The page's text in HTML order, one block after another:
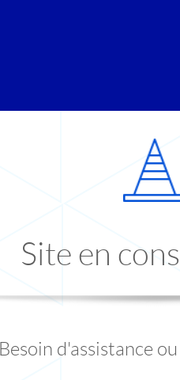
Site en
Besoin d'assistance